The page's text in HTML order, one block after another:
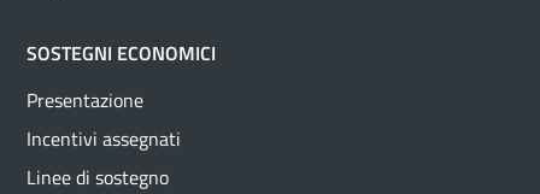
SOSTEGNI ECONOMICI
Presentazione
Incentivi assegnati
Linee di sostegno